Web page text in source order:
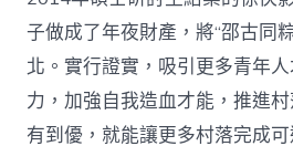
子做成了年夜財產，將“邵古同
北。實行證實，吸引更多青年
力，加強自我造血才能，推進
有到優，就能讓更多村落完成可